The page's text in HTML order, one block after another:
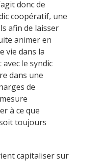
donc de
coopératif, une
afin de laisser
animer en
vie dans la
le syndic
dans une
de
à ce que
toujours
capitaliser sur